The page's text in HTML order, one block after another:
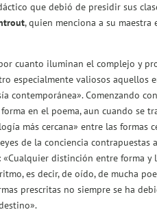
que debió de presidir sus
, quien menciona a su
cuanto iluminan el complejo y
especialmente valiosos
contemporánea». Comenzando
en el poema, aun cuando se
más cercana» entre las
de la conciencia contrapuestas
distinción entre forma
es decir, de oído, de mucha
prescritas no siempre se ha